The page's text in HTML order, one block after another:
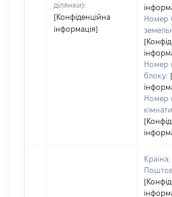
ділянки):
[Конфіденційна
інформація]
Номер
Номер
блоку:
Номер
Країна: